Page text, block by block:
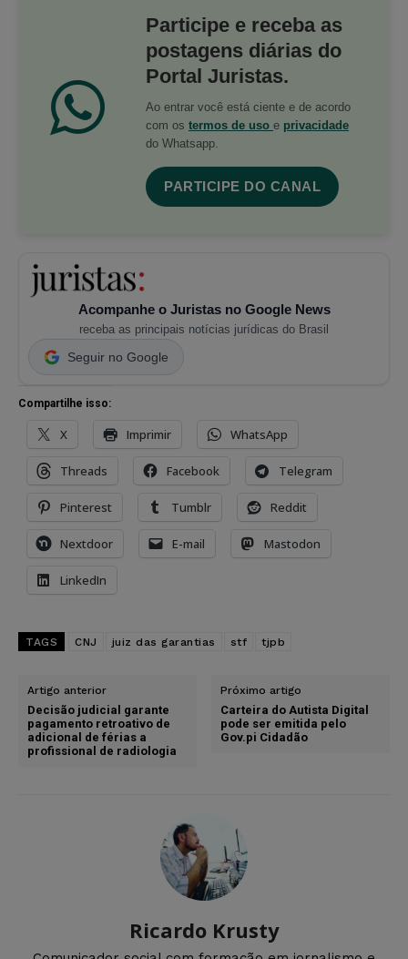
Participe e receba as
postagens diárias do
Portal Juristas.
Ao entrar você está ciente e de acordo
com os termos de uso e privacidade
do Whatsapp.
PARTICIPE DO CANAL
Acompanhe o Juristas no Google News
receba as principais notícias jurídicas do Brasil
Seguir no Google
Compartilhe isso:
X Imprimir WhatsApp
Threads Facebook Telegram
Pinterest Tumblr Reddit
Nextdoor E-mail Mastodon
LinkedIn
TAGS CNJ juiz das garantias stf tjpb
Artigo anterior
Decisão judicial garante
pagamento retroativo de
adicional de férias a
profissional de radiologia
Próximo artigo
Carteira do Autista Digital
pode ser emitida pelo
Gov.pi Cidadão
Ricardo Krusty